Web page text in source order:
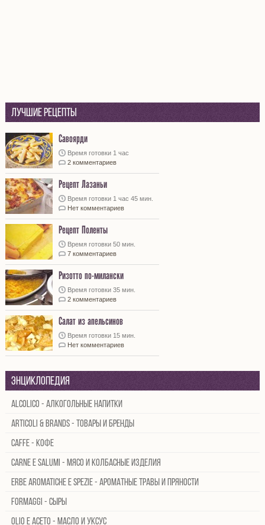
Лучшие рецепты
Савоярди
Время готовки 1 час
2 комментариев
Рецепт Лазаньи
Время готовки 1 час 45 мин.
Нет комментариев
Рецепт Поленты
Время готовки 50 мин.
7 комментариев
Ризотто по-милански
Время готовки 35 мин.
2 комментариев
Салат из апельсинов
Время готовки 15 мин.
Нет комментариев
Энциклопедия
Alcolico - Алкогольные напитки
Articoli & brands - Товары и бренды
Caffe - Кофе
Carne e salumi - Мясо и колбасные изделия
Erbe aromatiche e spezie - Ароматные травы и пряности
Formaggi - Сыры
Olio e aceto - Масло и уксус